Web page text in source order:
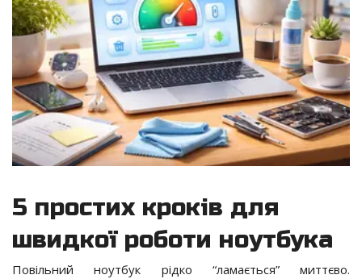
5 простих кроків для
швидкої роботи ноутбука
Повільний ноутбук рідко “ламається” миттєво.